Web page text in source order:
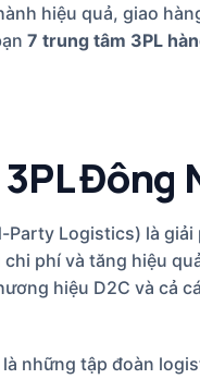
hiệu quả, giao
7 trung tâm 3PL
Đông
Party Logistics) là
phí và tăng hiệu
hiệu D2C và cả
những tập đoàn